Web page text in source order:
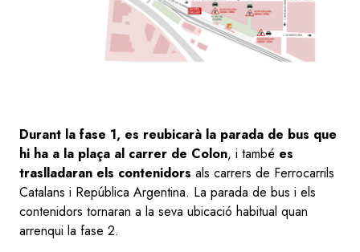
Durant la fase 1, es reubicarà la parada de bus que
hi ha a la plaça al carrer de Colon, i també es
traslladaran els contenidors als carrers de Ferrocarrils
Catalans i República Argentina. La parada de bus i els
contenidors tornaran a la seva ubicació habitual quan
arrenqui la fase 2.